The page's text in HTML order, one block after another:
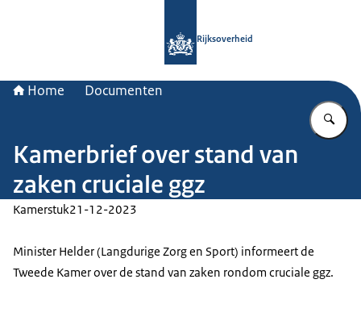
Rijksoverheid
Home Documenten
Kamerbrief over stand van
zaken cruciale ggz
Kamerstuk21-12-2023
Minister Helder (Langdurige Zorg en Sport) informeert de
Tweede Kamer over de stand van zaken rondom cruciale ggz.